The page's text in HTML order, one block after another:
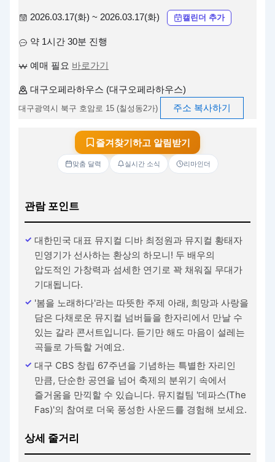
2026.03.17(화) ~ 2026.03.17(화) 캘린더 추가
약 1시간 30분 진행
예매 필요 바로가기
대구오페라하우스 (대구오페라하우스)
대구광역시 북구 호암로 15 (칠성동2가) 주소 복사하기
즐겨찾기하고 알림받기
맞춤 달력 실시간 소식 리마인더
관람 포인트
대한민국 대표 뮤지컬 디바 최정원과 뮤지컬 황태자
민영기가 선사하는 환상의 하모니! 두 배우의
압도적인 가창력과 섬세한 연기로 꽉 채워질 무대가
기대됩니다.
'봄을 노래하다'라는 따뜻한 주제 아래, 희망과 사랑을
담은 다채로운 뮤지컬 넘버들을 한자리에서 만날 수
있는 갈라 콘서트입니다. 듣기만 해도 마음이 설레는
곡들로 가득할 거예요.
대구 CBS 창립 67주년을 기념하는 특별한 자리인
만큼, 단순한 공연을 넘어 축제의 분위기 속에서
즐거움을 만끽할 수 있습니다. 뮤지컬팀 '데파스(The
Fas)'의 참여로 더욱 풍성한 사운드를 경험해 보세요.
상세 줄거리